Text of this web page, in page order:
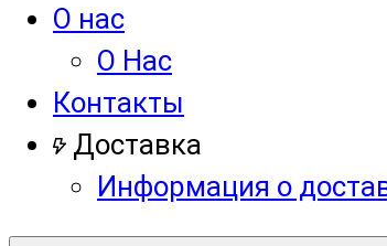
О нас
О Нас
Контакты
Доставка
Информация о